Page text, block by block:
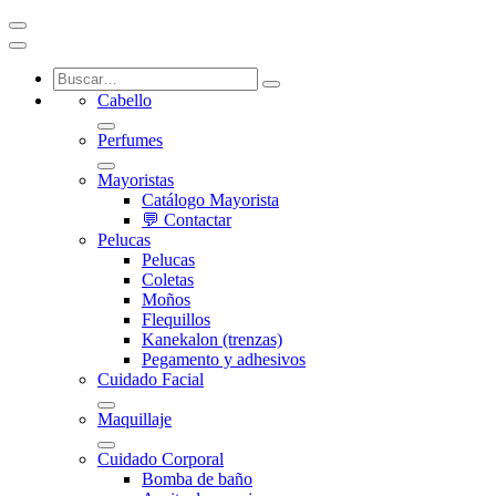
Cabello
Perfumes
Mayoristas
Catálogo Mayorista
💬 Contactar
Pelucas
Pelucas
Coletas
Moños
Flequillos
Kanekalon (trenzas)
Pegamento y adhesivos
Cuidado Facial
Maquillaje
Cuidado Corporal
Bomba de baño